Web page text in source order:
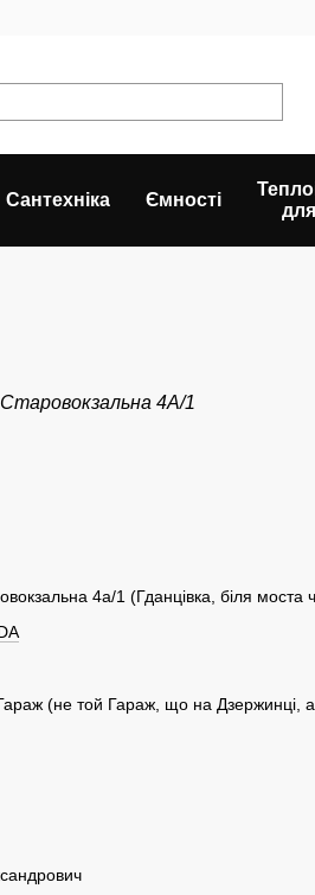
Сантехніка Ємності
Старовокзальна 4А/1
4а/1 (Гданцівка, біля моста
(не той Гараж, що на Дзержинці, а